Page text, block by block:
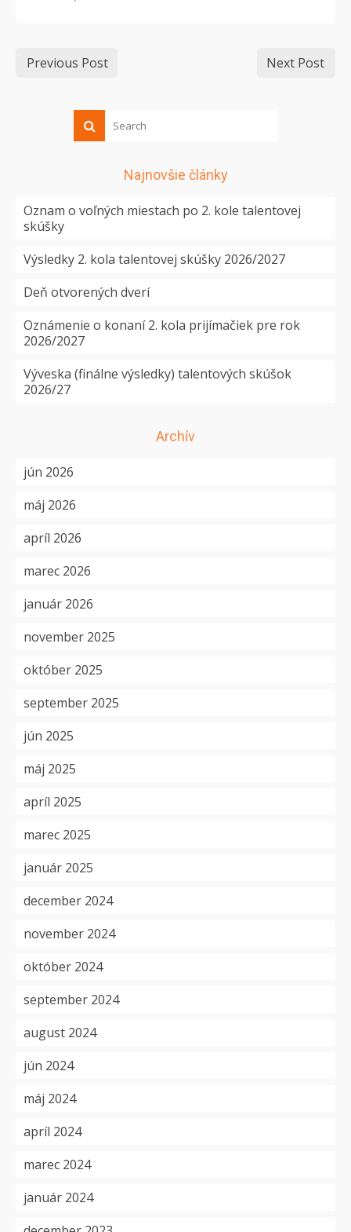
Previous Post Next Post
Najnovšie články
Oznam o voľných miestach po 2. kole talentovej
skúšky
Výsledky 2. kola talentovej skúšky 2026/2027
Deň otvorených dverí
Oznámenie o konaní 2. kola prijímačiek pre rok
2026/2027
Výveska (finálne výsledky) talentových skúšok
2026/27
Archív
jún 2026
máj 2026
apríl 2026
marec 2026
január 2026
november 2025
október 2025
september 2025
jún 2025
máj 2025
apríl 2025
marec 2025
január 2025
december 2024
november 2024
október 2024
september 2024
august 2024
jún 2024
máj 2024
apríl 2024
marec 2024
január 2024